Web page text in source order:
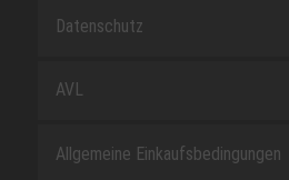
Datenschutz
AVL
Allgemeine Einkaufsbedingungen